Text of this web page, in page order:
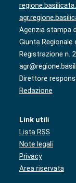
Agenzia stampa
Giunta Regionale
Registrazione n.
Direttore
Redazione
Link utili
Lista RSS
Note legali
Privacy
Area riservata